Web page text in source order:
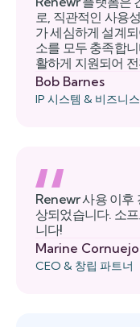
로, 직관적인 사용
가 세심하게 설계
소를 모두 충족합
활하게 지원되어
Bob Barnes
IP 시스템 & 비즈니
Renewr 사용 이후
상되었습니다. 소
니다!
Marine
CEO & 창립 파트너